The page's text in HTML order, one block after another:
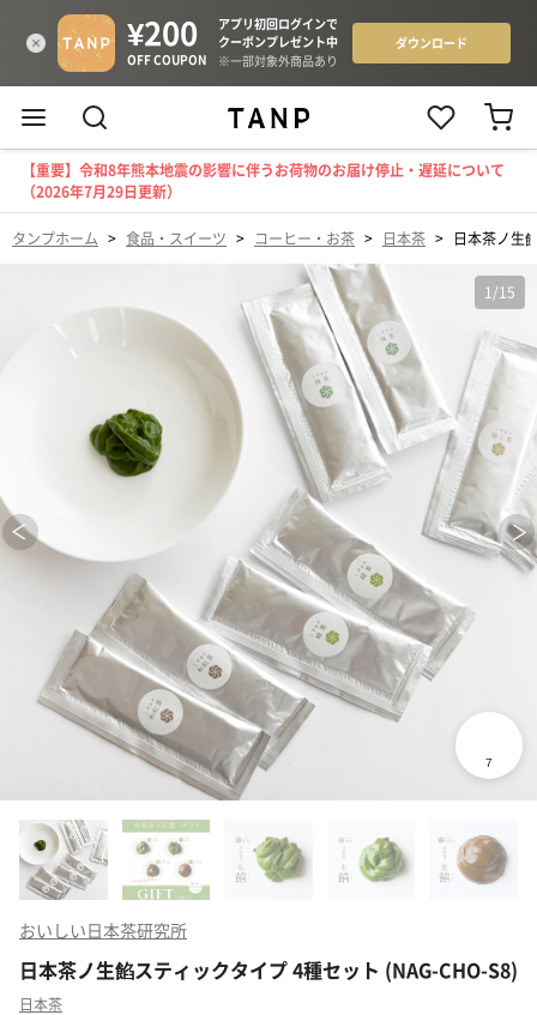
【重要】令和8年熊本地震の影響に伴うお荷物のお届け停止・遅延について
（2026年7月29日更新）
タンプホーム > 食品・スイーツ > コーヒー・お茶 > 日本茶 > 日本茶ノ生
1 /15
おいしい日本茶研究所
日本茶ノ生餡スティックタイプ 4種セット (NAG-CHO-S8)
日本茶